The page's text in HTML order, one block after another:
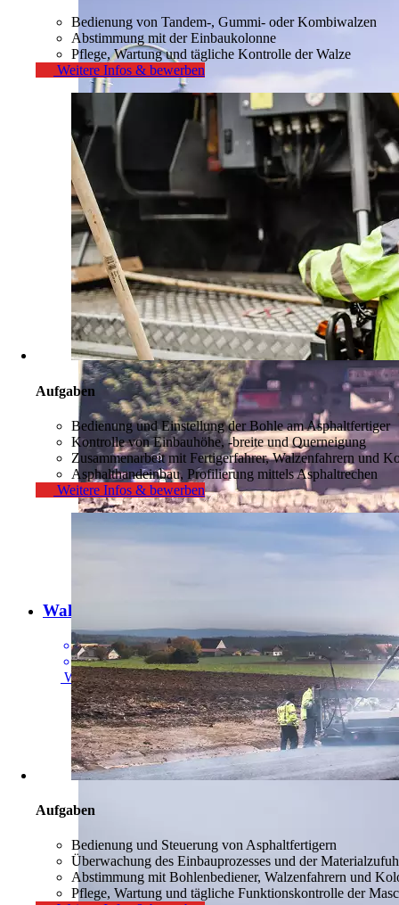
Bedienung von Tandem-, Gummi- oder Kombiwalzen
Abstimmung mit der Einbaukolonne
Pflege, Wartung und tägliche Kontrolle der Walze
Weitere Infos & bewerben
Aufgaben
Bedienung und Einstellung der Bohle am Asphaltfertiger
Kontrolle von Einbauhöhe, -breite und Querneigung
Zusammenarbeit mit Fertigerfahrer, Walzenfahrern und
Asphalthandeinbau, Profilierung mittels Asphaltrechen
Weitere Infos & bewerben
Aufgaben
Bedienung und Steuerung von Asphaltfertigern
Überwachung des Einbauprozesses und der
Abstimmung mit Bohlenbediener, Walzenfahrern und
Pflege, Wartung und tägliche Funktionskontrolle der
Walzenfahrer
Ab sofort
Vollzeit
Weitere Infos & bewerben